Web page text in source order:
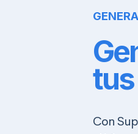
tus
Con